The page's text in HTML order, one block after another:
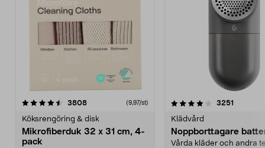
3808recensioner (9,97/st)
Köksrengöring & disk
Mikrofiberduk 32 x 31 cm, 4-
pack
4.0av 5 stjärnor 3251
Klädvård
Noppborttagare
Vårda kläder och andra
4.5av 5 stjärnor